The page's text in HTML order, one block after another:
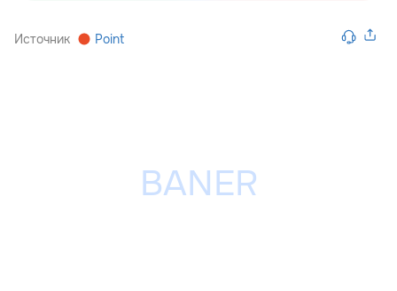
Источник Point